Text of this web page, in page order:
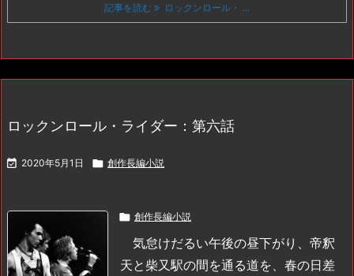
記事を読む ロックンロール・ ...
ロックンロール・ライダー：第六話
 2020年5月1日  創作長編小説
 創作長編小説
気怠けだるい午後の昼下がり、帝釈
天と柴又駅の間を通る道を、春の日差